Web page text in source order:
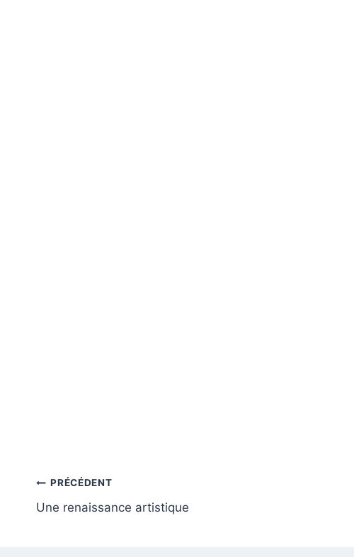
Navigation
de
PRÉCÉDENT
Une renaissance artistique